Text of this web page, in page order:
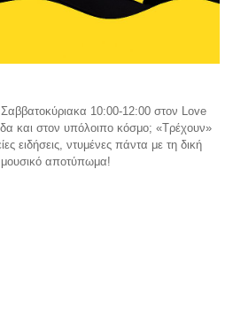
Σαββατοκύριακα 10:00-12:00 στον Love
και στον υπόλοιπο κόσμο; «Τρέχουν»
ειδήσεις, ντυμένες πάντα με τη δική
μουσικό αποτύπωμα!